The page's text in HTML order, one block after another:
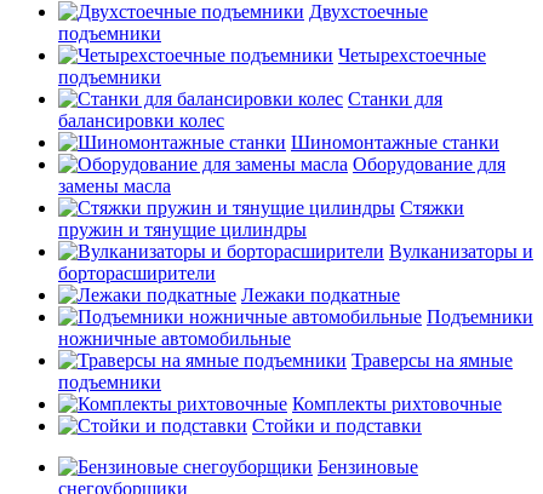
Двухстоечные
подъемники
Четырехстоечные
подъемники
Станки для
балансировки колес
Шиномонтажные станки
Оборудование для
замены масла
Стяжки
пружин и тянущие цилиндры
Вулканизаторы и
борторасширители
Лежаки подкатные
Подъемники
ножничные автомобильные
Траверсы на ямные
подъемники
Комплекты рихтовочные
Стойки и подставки
Бензиновые
снегоуборщики